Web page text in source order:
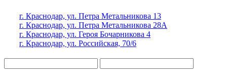
г. Краснодар, ул. Петра Метальникова 13
г. Краснодар, ул. Петра Метальникова 28А
г. Краснодар, ул. Героя Бочарникова 4
г. Краснодар, ул. Российская, 70/6